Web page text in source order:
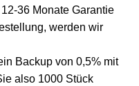
36 Monate Garantie
werden wir
Backup von 0,5% mit
also 1000 Stück